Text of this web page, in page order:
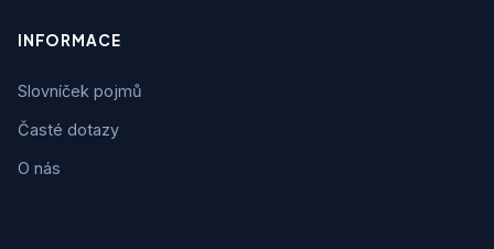
INFORMACE
Slovníček pojmů
Časté dotazy
O nás